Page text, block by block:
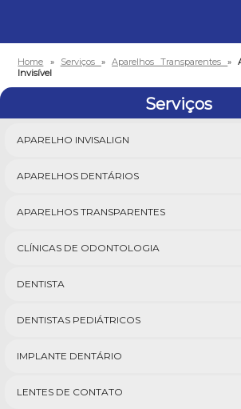
Home » Serviços »Aparelhos Transparentes»
Invisível
Serviços
APARELHO INVISALIGN
APARELHOS DENTÁRIOS
APARELHOS TRANSPARENTES
CLÍNICAS DE ODONTOLOGIA
DENTISTA
DENTISTAS PEDIÁTRICOS
IMPLANTE DENTÁRIO
LENTES DE CONTATO